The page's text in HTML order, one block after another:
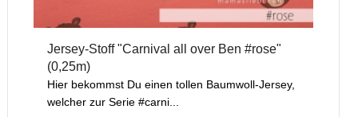
Jersey-Stoff "Carnival all over Ben #rose"
(0,25m)
Hier bekommst Du einen tollen Baumwoll-Jersey,
welcher zur Serie #carni...